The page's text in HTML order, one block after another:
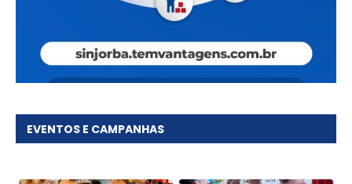
EVENTOS E CAMPANHAS